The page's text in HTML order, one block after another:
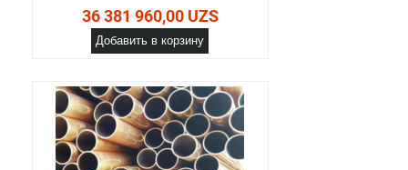
36 381 960,00 UZS
Добавить в корзину